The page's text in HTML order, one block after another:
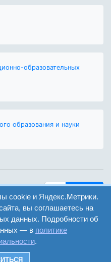
образовательных
образования и науки
Версия
сайта для
слабовидящих
cookie и Яндекс.Метрики.
вы соглашаетесь на
данных. Подробности об
— в политике
.